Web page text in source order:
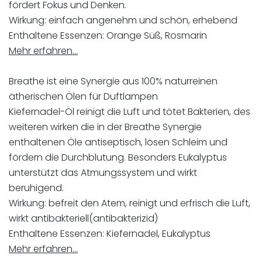
fördert Fokus und Denken.
Wirkung: einfach angenehm und schön, erhebend
Enthaltene Essenzen: Orange Süß, Rosmarin
Mehr erfahren…
Breathe ist eine Synergie aus 100% naturreinen
ätherischen Ölen für Duftlampen
Kiefernadel-Öl reinigt die Luft und tötet Bakterien, des
weiteren wirken die in der Breathe Synergie
enthaltenen Öle antiseptisch, lösen Schleim und
fördern die Durchblutung. Besonders Eukalyptus
unterstützt das Atmungssystem und wirkt
beruhigend.
Wirkung: befreit den Atem, reinigt und erfrisch die Luft,
wirkt antibakteriell(antibakterizid)
Enthaltene Essenzen: Kiefernadel, Eukalyptus
Mehr erfahren…